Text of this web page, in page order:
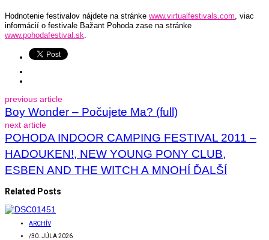
Hodnotenie festivalov nájdete na stránke www.virtualfestivals.com , viac
informácií o festivale Bažant Pohoda zase na stránke
www.pohodafestival.sk
previous article
Boy Wonder – Počujete Ma? (full)
next article
POHODA INDOOR CAMPING FESTIVAL 2011 –
HADOUKEN!, NEW YOUNG PONY CLUB,
ESBEN AND THE WITCH A MNOHÍ ĎALŠÍ
Related Posts
ARCHÍV
/30. JÚLA 2026